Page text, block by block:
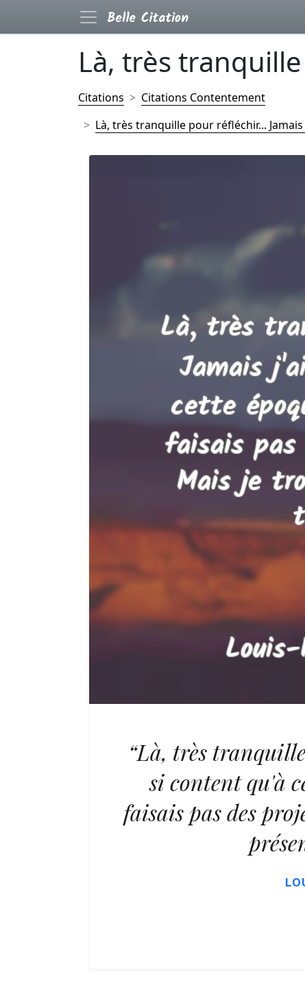
Là, très
Citations
Citations Contentement
Là, très tranquille pour réfléchir... Jamais
“Là, très
si content qu'à
faisais pas des